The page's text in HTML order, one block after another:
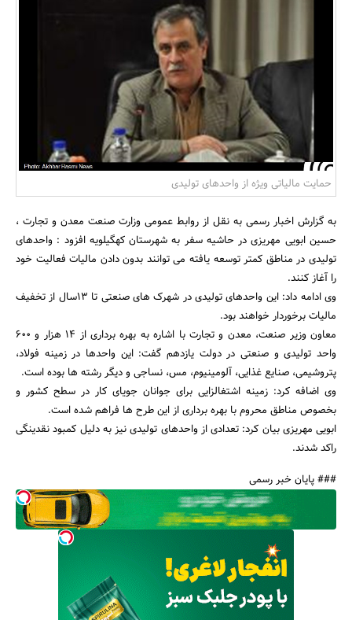
حمایت مالیاتی ویژه از واحدهای تولیدی
به گزارش اخبار رسمی به نقل از روابط عمومی وزارت صنعت معدن و تجارت ،
حسین ابویی مهریزی در حاشیه سفر به شهرستان کهگیلویه افزود : واحدهای
تولیدی در مناطق کمتر توسعه یافته می توانند بدون دادن مالیات فعالیت خود
را آغاز کنند.
وی ادامه داد: این واحدهای تولیدی در شهرک های صنعتی تا 13سال از تخفیف
مالیات برخوردار خواهند بود.
معاون وزیر صنعت، معدن و تجارت با اشاره به بهره برداری از 14 هزار و 600
واحد تولیدی و صنعتی در دولت یازدهم گفت: این واحدها در زمینه فولاد،
پتروشیمی، صنایع غذایی، آلومینیوم، مس، نساجی و دیگر رشته ها بوده است.
وی اضافه کرد: زمینه اشتغالزایی برای جوانان جویای کار در سطح کشور و
بخصوص مناطق محروم با بهره برداری از این طرح ها فراهم شده است.
ابویی مهریزی بیان کرد: تعدادی از واحدهای تولیدی نیز به دلیل کمبود نقدینگی
راکد شدند.
### پایان خبر رسمی